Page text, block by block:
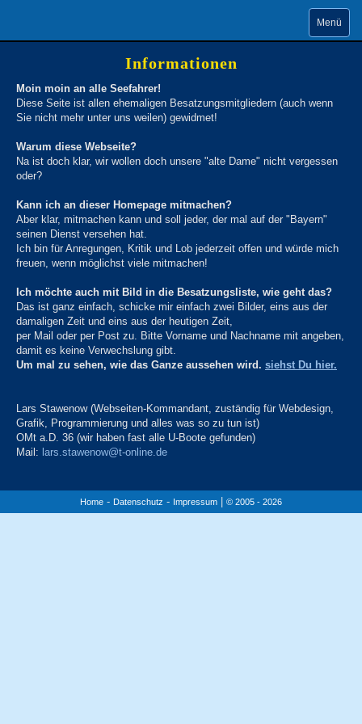
Menü
Informationen
Moin moin an alle Seefahrer!
Diese Seite ist allen ehemaligen Besatzungsmitgliedern (auch wenn
Sie nicht mehr unter uns weilen) gewidmet!
Warum diese Webseite?
Na ist doch klar, wir wollen doch unsere "alte Dame" nicht vergessen
oder?
Kann ich an dieser Homepage mitmachen?
Aber klar, mitmachen kann und soll jeder, der mal auf der "Bayern"
seinen Dienst versehen hat.
Ich bin für Anregungen, Kritik und Lob jederzeit offen und würde mich
freuen, wenn möglichst viele mitmachen!
Ich möchte auch mit Bild in die Besatzungsliste, wie geht das?
Das ist ganz einfach, schicke mir einfach zwei Bilder, eins aus der
damaligen Zeit und eins aus der heutigen Zeit,
per Mail oder per Post zu. Bitte Vorname und Nachname mit angeben,
damit es keine Verwechslung gibt.
Um mal zu sehen, wie das Ganze aussehen wird. siehst Du hier.
Lars Stawenow (Webseiten-Kommandant, zuständig für Webdesign,
Grafik, Programmierung und alles was so zu tun ist)
OMt a.D. 36 (wir haben fast alle U-Boote gefunden)
Mail: lars.stawenow@t-online.de
Home - Datenschutz - Impressum © 2005 - 2026